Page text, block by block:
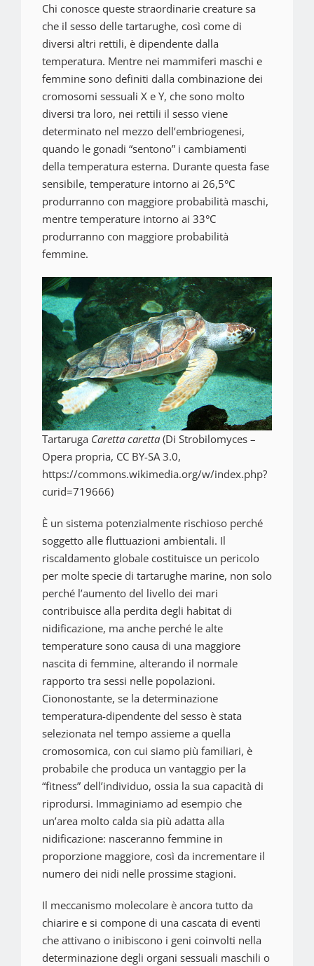
Chi conosce queste straordinarie creature sa
che il sesso delle tartarughe, così come di
diversi altri rettili, è dipendente dalla
temperatura. Mentre nei mammiferi maschi e
femmine sono definiti dalla combinazione dei
cromosomi sessuali X e Y, che sono molto
diversi tra loro, nei rettili il sesso viene
determinato nel mezzo dell’embriogenesi,
quando le gonadi “sentono” i cambiamenti
della temperatura esterna. Durante questa fase
sensibile, temperature intorno ai 26,5°C
produrranno con maggiore probabilità maschi,
mentre temperature intorno ai 33°C
produrranno con maggiore probabilità
femmine.
Tartaruga Caretta caretta (Di Strobilomyces –
Opera propria, CC BY-SA 3.0,
https://commons.wikimedia.org/w/index.php?
curid=719666)
È un sistema potenzialmente rischioso perché
soggetto alle fluttuazioni ambientali. Il
riscaldamento globale costituisce un pericolo
per molte specie di tartarughe marine, non solo
perché l’aumento del livello dei mari
contribuisce alla perdita degli habitat di
nidificazione, ma anche perché le alte
temperature sono causa di una maggiore
nascita di femmine, alterando il normale
rapporto tra sessi nelle popolazioni.
Ciononostante, se la determinazione
temperatura-dipendente del sesso è stata
selezionata nel tempo assieme a quella
cromosomica, con cui siamo più familiari, è
probabile che produca un vantaggio per la
“fitness” dell’individuo, ossia la sua capacità di
riprodursi. Immaginiamo ad esempio che
un’area molto calda sia più adatta alla
nidificazione: nasceranno femmine in
proporzione maggiore, così da incrementare il
numero dei nidi nelle prossime stagioni.
Il meccanismo molecolare è ancora tutto da
chiarire e si compone di una cascata di eventi
che attivano o inibiscono i geni coinvolti nella
determinazione degli organi sessuali maschili o